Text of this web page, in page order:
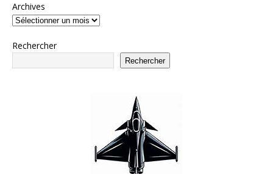
Archives
Rechercher
Rechercher